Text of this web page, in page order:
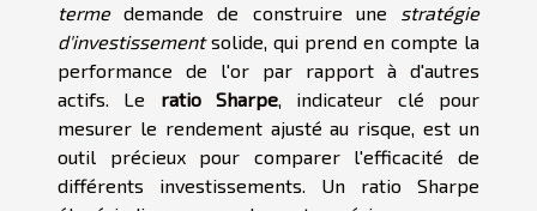
termedemande de construire une
stratégie
d'investissementsolide, qui prend en compte la
performance de l'or par rapport à d'autres
actifs. Le ratio Sharpe, indicateur clé pour
mesurer le rendement ajusté au risque, est un
outil précieux pour comparer l'efficacité de
différents investissements. Un ratio Sharpe